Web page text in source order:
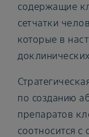
содержащие
сетчатки
которые в
по созданию
препаратов
соотносится